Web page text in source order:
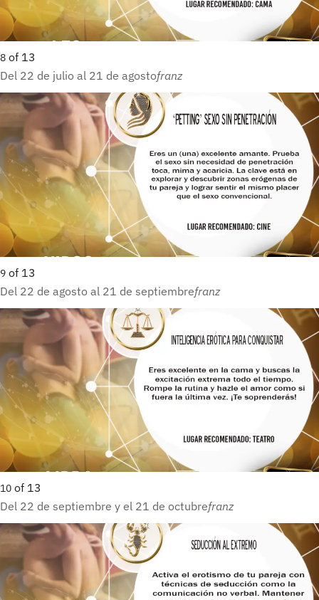
8 of 13
Del 22 de julio al 21 de agostofranz
9 of 13
Del 22 de agosto al 21 de septiembrefranz
10 of 13
Del 22 de septiembre y el 21 de octubrefranz